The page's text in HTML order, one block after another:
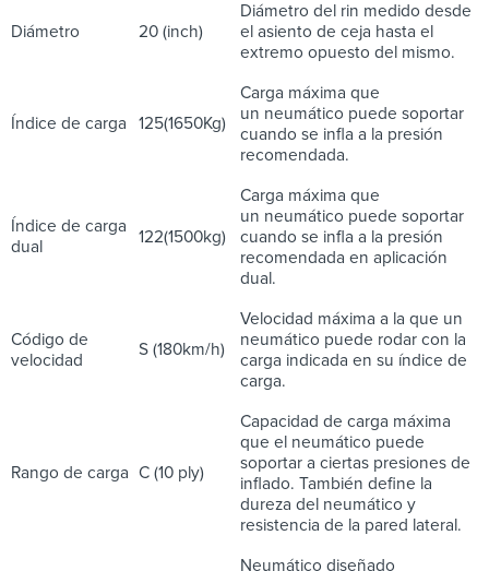
Diámetro 20 (inch)
Diámetro del rin medido desde
el asiento de ceja hasta el
extremo opuesto del mismo.
Índice de carga 125(1650Kg)
Carga máxima que
un neumático puede soportar
cuando se infla a la presión
recomendada.
Índice de carga
dual
122(1500kg)
Carga máxima que
un neumático puede soportar
cuando se infla a la presión
recomendada en aplicación
dual.
Código de
velocidad
S (180km/h)
Velocidad máxima a la que un
neumático puede rodar con la
carga indicada en su índice de
carga.
Rango de carga C (10 ply)
Capacidad de carga máxima
que el neumático puede
soportar a ciertas presiones de
inflado. También define la
dureza del neumático y
resistencia de la pared lateral.
Neumático diseñado